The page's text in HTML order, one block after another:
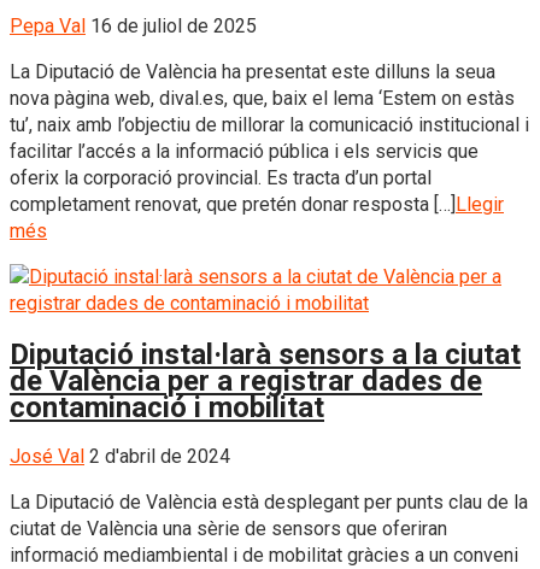
Pepa Val 16 de juliol de 2025
La Diputació de València ha presentat este dilluns la seua
nova pàgina web, dival.es, que, baix el lema ‘Estem on estàs
tu’, naix amb l’objectiu de millorar la comunicació institucional i
facilitar l’accés a la informació pública i els servicis que
oferix la corporació provincial. Es tracta d’un portal
completament renovat, que pretén donar resposta […]Llegir
més
Diputació instal·larà sensors a la ciutat
de València per a registrar dades de
contaminació i mobilitat
José Val 2 d'abril de 2024
La Diputació de València està desplegant per punts clau de la
ciutat de València una sèrie de sensors que oferiran
informació mediambiental i de mobilitat gràcies a un conveni